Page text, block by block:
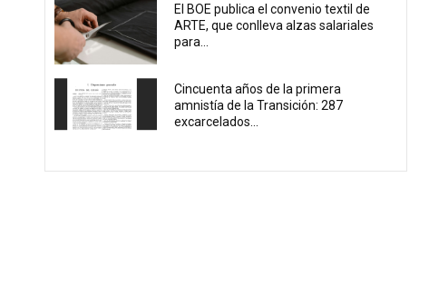
El BOE publica el convenio textil de
ARTE, que conlleva alzas salariales
para...
Cincuenta años de la primera
amnistía de la Transición: 287
excarcelados...